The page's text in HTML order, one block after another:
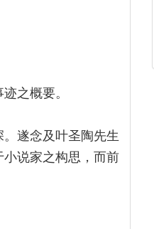
之概要。
遂念及叶圣陶先生
说家之构思，而前